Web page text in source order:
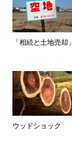
「相続と土地売却
ウッドショック